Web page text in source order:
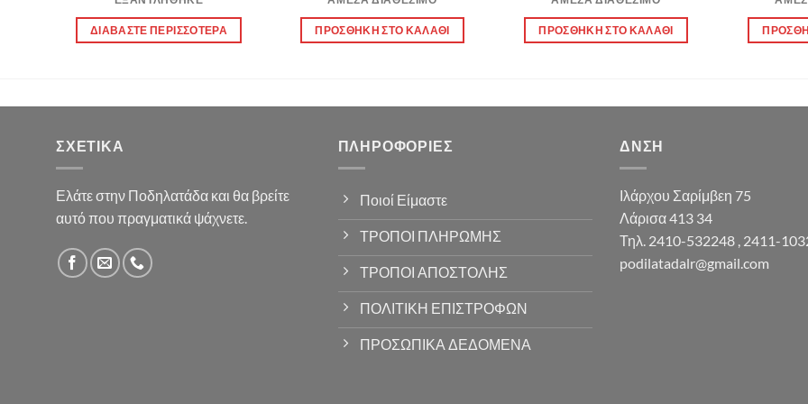
ΔΙΑΒΆΣΤΕ ΠΕΡΙΣΣΌΤΕΡΑ ΠΡΟΣΘΉΚΗ ΣΤΟ ΚΑΛΆΘΙ ΠΡΟΣΘΉΚΗ ΣΤΟ ΚΑΛΆΘΙ
ΣΧΕΤΙΚΆ
Ελάτε στην Ποδηλατάδα και θα βρείτε
αυτό που πραγματικά ψάχνετε.
ΠΛΗΡΟΦΟΡΊΕΣ
Ποιοί Είμαστε
ΤΡΟΠΟΙ ΠΛΗΡΩΜΗΣ
ΤΡΟΠΟΙ ΑΠΟΣΤΟΛΗΣ
ΠΟΛΙΤΙΚΗ ΕΠΙΣΤΡΟΦΩΝ
ΠΡΟΣΩΠΙΚΑ ΔΕΔΟΜΕΝΑ
ΔΝΣΗ
Ιλάρχου Σαρίμβεη 75
Λάρισα 413 34
Τηλ. 2410-532248 , 2411-
podilatadalr@gmail.com